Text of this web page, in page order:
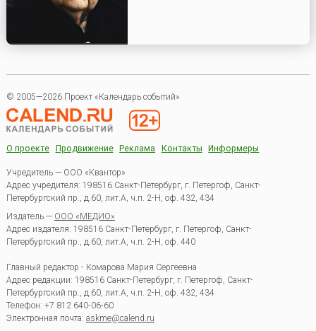
© 2005—2026 Проект «Календарь событий»
О проекте Продвижение Реклама Контакты Информеры
Учредитель — ООО «Квантор»
Адрес учредителя: 198516 Санкт-Петербург, г. Петергоф, Санкт-
Петербургский пр., д.60, лит.А, ч.п. 2-Н, оф. 432, 434
Издатель — ООО «МЕДИО»
Адрес издателя: 198516 Санкт-Петербург, г. Петергоф, Санкт-
Петербургский пр., д.60, лит.А, ч.п. 2-Н, оф. 440
Главный редактор - Комарова Мария Сергеевна
Адрес редакции: 198516 Санкт-Петербург, г. Петергоф Санкт-
Петербургский пр., д.60, лит.А, ч.п. 2-Н, оф. 432, 434
Телефон: +7 812 640-06-60
Электронная почта: askme@calend.ru